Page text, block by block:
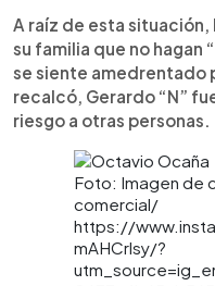
A raíz de esta situación,
su familia que no hagan
se siente amedrentado
recalcó, Gerardo “N”
riesgo a otras personas.
Foto: Imagen de
comercial/
https://
mAHCrlsy/?